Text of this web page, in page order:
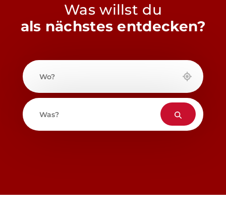
Was willst du
als nächstes entdecken?
Wo?
Was?